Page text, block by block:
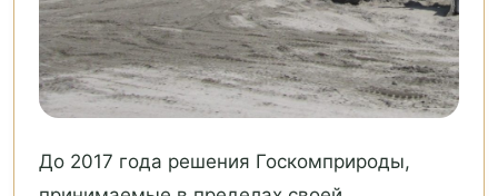
До 2017 года решения Госкомприроды,